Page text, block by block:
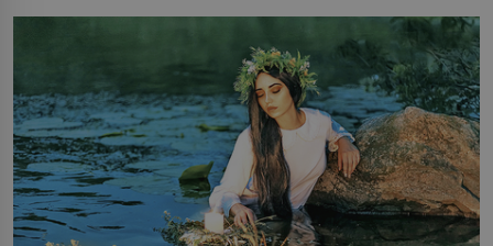
milostpaní. Stačí jenom na sukni,“ zhodnotí švadlena
množství růžového mušelínu. „Ošidili vás, podívejte.“
Vezme do ruky dřevěnou